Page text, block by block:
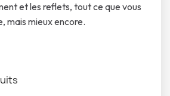
et les reflets, tout ce que vous
mais mieux encore.